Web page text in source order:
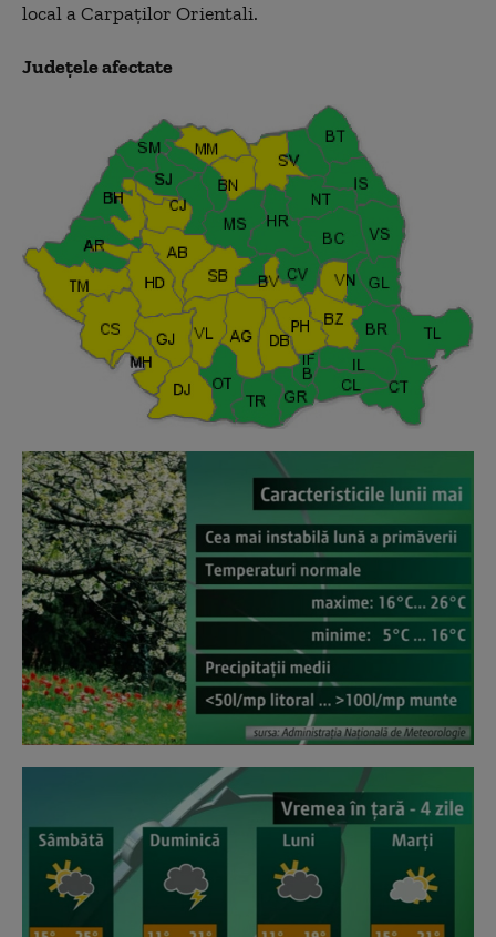
local a Carpaţilor Orientali.
Judeţele afectate